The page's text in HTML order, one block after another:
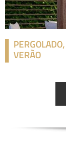
VERÃO